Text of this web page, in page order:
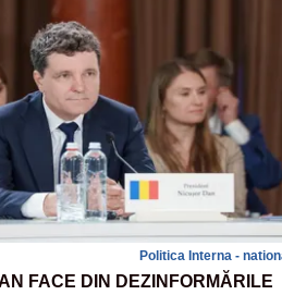
Politica Interna -
FACE DIN DEZINFORMĂRILE